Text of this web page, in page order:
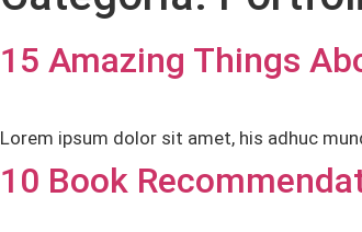
15 Amazing Things
Lorem ipsum dolor sit amet, his adhuc
10 Book